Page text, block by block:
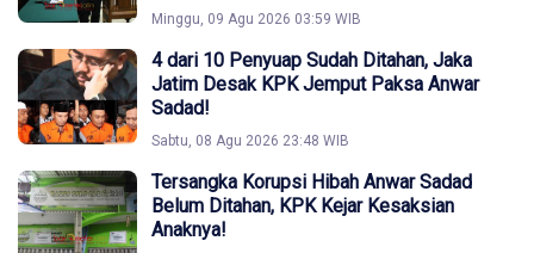
Minggu, 09 Agu 2026 03:59 WIB
4 dari 10 Penyuap Sudah Ditahan, Jaka
Jatim Desak KPK Jemput Paksa Anwar
Sadad!
Sabtu, 08 Agu 2026 23:48 WIB
Tersangka Korupsi Hibah Anwar Sadad
Belum Ditahan, KPK Kejar Kesaksian
Anaknya!